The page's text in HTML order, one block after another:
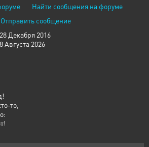
Найти сообщения на форуме
Отправить сообщение
28 Декабря 2016
8 Августа 2026
то,